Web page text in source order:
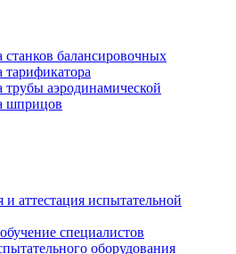
станков балансировочных
тарификатора
трубы аэродинамической
шприцов
и аттестация испытательной
специалистов
оборудования